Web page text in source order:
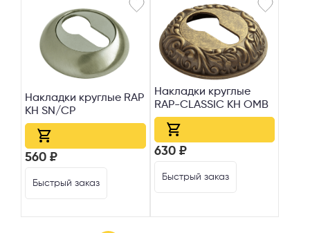
Накладки круглые RAP
KH SN/CP
560 ₽
Быстрый заказ
Накладки круглые
RAP-CLASSIC KH OMB
630 ₽
Быстрый заказ